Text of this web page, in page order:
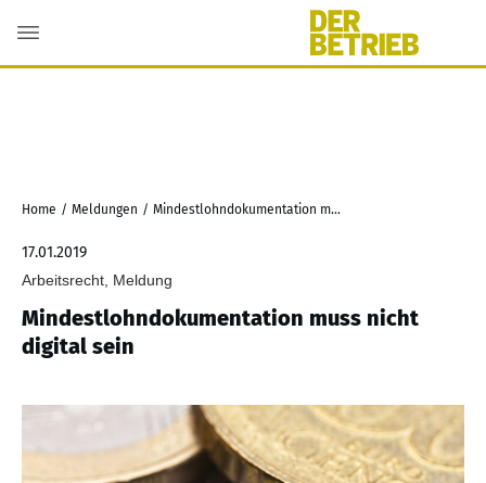
Home / Meldungen / Mindestlohndokumentation muss nicht digital sein
17.01.2019
Arbeitsrecht, Meldung
Mindestlohndokumentation muss nicht
digital sein